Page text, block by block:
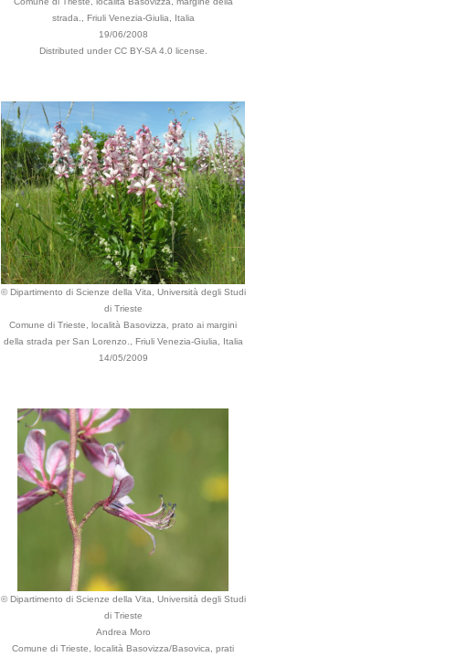
strada., Friuli Venezia-Giulia, Italia
19/06/2008
Distributed under CC BY-SA 4.0 license.
© Dipartimento di Scienze della Vita, Università degli Studi
di Trieste
Comune di Trieste, località Basovizza, prato ai margini
della strada per San Lorenzo., Friuli Venezia-Giulia, Italia
14/05/2009
© Dipartimento di Scienze della Vita, Università degli Studi
di Trieste
Andrea Moro
Comune di Trieste, località Basovizza/Basovica, prati